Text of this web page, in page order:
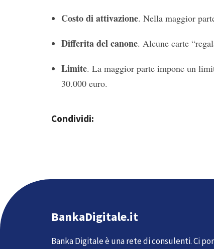
Costo di attivazione. Nella maggior
Differita del canone. Alcune carte
Limite. La maggior parte impone un
30.000 euro.
Condividi:
BankaDigitale.it
Banka Digitale è una rete di consulenti. Ci